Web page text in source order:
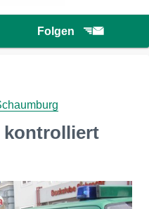
Folgen
kontrolliert